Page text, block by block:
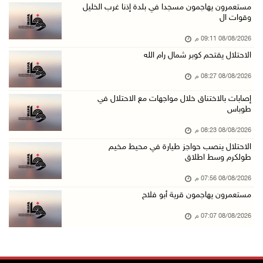
أطفال مبتورو الأطراف يتحدّون الألم بكرة القدم ...
08/آب/2026 04:42 م
جلسة لمجلس الأمن بشأن الضفة الغربية الثلاثاء ...
50 طفلا وطفلة من القدس يستعدون للمغادرة إلى ا ...
08/آب/2026 03:51 م
08/آب/2026 02:37 م
إصابتان في هجوم للمستعمرين الإرهابيين على بيت ...
الرئيس يستقبل مجلس بلدية بيت لحم ويؤكد النهوض ...
مستعمرون يهاجمون مسجدا في بلدة إذنا غرب الخليل
وقوات ال
08/08/2026 09:11 م
الاحتلال يقتحم كوبر شمال رام الله
08/08/2026 08:27 م
إصابات بالاختناق خلال مواجهات مع الاحتلال في
طوباس
08/08/2026 08:23 م
الاحتلال ينصب حواجز طيارة في محيط مخيم
طولكرم وسط اطلاق
08/08/2026 07:56 م
مستعمرون يهاجمون قرية أبو فلاح
08/08/2026 07:07 م